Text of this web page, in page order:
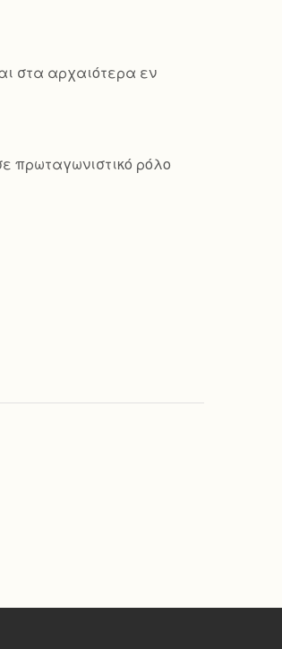
στα αρχαιότερα εν
πρωταγωνιστικό ρόλο